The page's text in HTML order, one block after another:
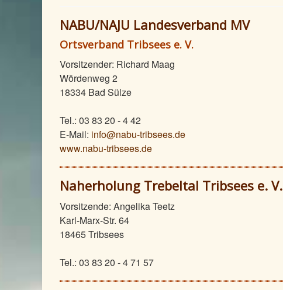
NABU/NAJU Landesverband MV
Ortsverband Tribsees e. V.
Vorsitzender: Richard Maag
Wördenweg 2
18334 Bad Sülze
Tel.: 03 83 20 - 4 42
E-Mail: info@nabu-tribsees.de
www.nabu-tribsees.de
Naherholung Trebeltal Tribsees e. V.
Vorsitzende: Angelika Teetz
Karl-Marx-Str. 64
18465 Tribsees
Tel.: 03 83 20 - 4 71 57